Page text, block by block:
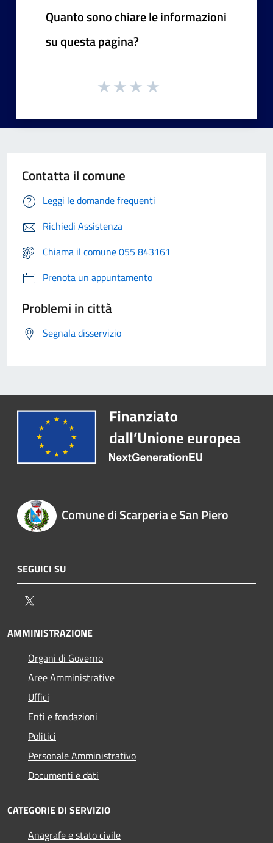
Quanto sono chiare le informazioni
su questa pagina?
Contatta il comune
Leggi le domande frequenti
Richiedi Assistenza
Chiama il comune 055 843161
Prenota un appuntamento
Problemi in città
Segnala disservizio
Comune di Scarperia e San Piero
SEGUICI SU
AMMINISTRAZIONE
Organi di Governo
Aree Amministrative
Uffici
Enti e fondazioni
Politici
Personale Amministrativo
Documenti e dati
CATEGORIE DI SERVIZIO
Anagrafe e stato civile